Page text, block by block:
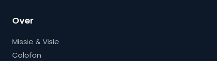
Over
Missie & Visie
Colofon